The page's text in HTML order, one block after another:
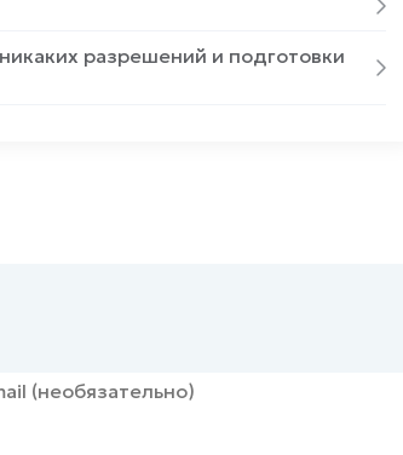
разрешений и подготовки